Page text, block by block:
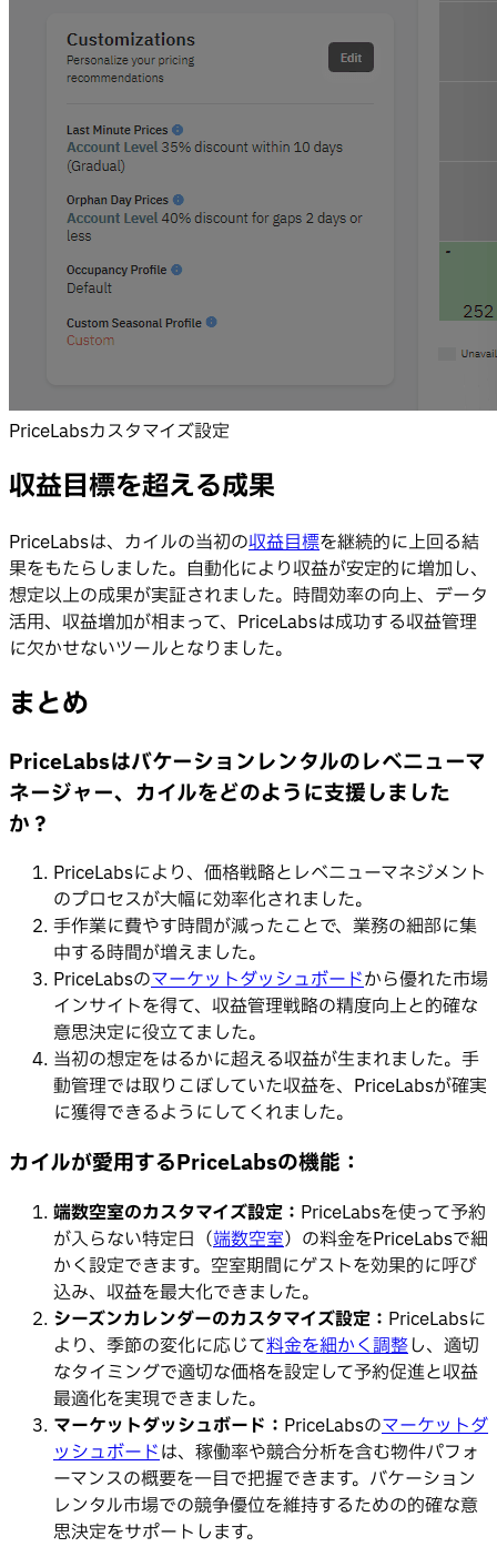
PriceLabsカスタマイズ設定
収益目標を超える成果
PriceLabsは、カイルの当初の収益目標を継続的に上回る結
果をもたらしました。自動化により収益が安定的に増加し、
想定以上の成果が実証されました。時間効率の向上、データ
活用、収益増加が相まって、PriceLabsは成功する収益管理
に欠かせないツールとなりました。
まとめ
PriceLabsはバケーションレンタルのレベニューマ
ネージャー、カイルをどのように支援しました
か？
PriceLabsにより、価格戦略とレベニューマネジメント
のプロセスが大幅に効率化されました。
手作業に費やす時間が減ったことで、業務の細部に集
中する時間が増えました。
PriceLabsのマーケットダッシュボードから優れた市場
インサイトを得て、収益管理戦略の精度向上と的確な
意思決定に役立てました。
当初の想定をはるかに超える収益が生まれました。手
動管理では取りこぼしていた収益を、PriceLabsが確実
に獲得できるようにしてくれました。
カイルが愛用するPriceLabsの機能：
端数空室のカスタマイズ設定： PriceLabsを使って予約
が入らない特定日（端数空室）の料金をPriceLabsで細
かく設定できます。空室期間にゲストを効果的に呼び
込み、収益を最大化できました。
シーズンカレンダーのカスタマイズ設定： PriceLabsに
より、季節の変化に応じて料金を細かく調整し、適切
なタイミングで適切な価格を設定して予約促進と収益
最適化を実現できました。
マーケットダッシュボード： PriceLabsのマーケットダ
ッシュボードは、稼働率や競合分析を含む物件パフォ
ーマンスの概要を一目で把握できます。バケーション
レンタル市場での競争優位を維持するための的確な意
思決定をサポートします。